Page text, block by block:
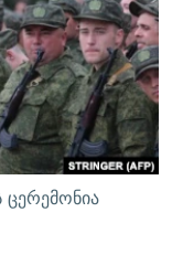
ᲐᲛᲑᲐᲕᲘ
ცერემონია